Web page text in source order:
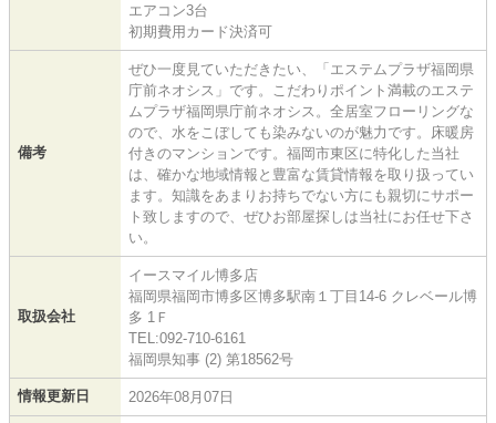
エアコン3台
初期費用カード決済可
備考
ぜひ一度見ていただきたい、「エステムプラザ福岡県
庁前ネオシス」です。こだわりポイント満載のエステ
ムプラザ福岡県庁前ネオシス。全居室フローリングな
ので、水をこぼしても染みないのが魅力です。床暖房
付きのマンションです。福岡市東区に特化した当社
は、確かな地域情報と豊富な賃貸情報を取り扱ってい
ます。知識をあまりお持ちでない方にも親切にサポー
ト致しますので、ぜひお部屋探しは当社にお任せ下さ
い。
取扱会社
イースマイル博多店
福岡県福岡市博多区博多駅南１丁目14-6 クレベール博
多 1Ｆ
TEL:092-710-6161
福岡県知事 (2) 第18562号
情報更新日 2026年08月07日